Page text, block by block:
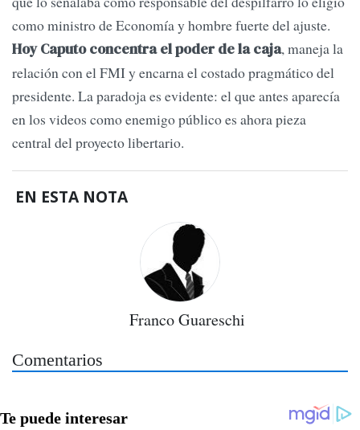
como ministro de Economía y hombre fuerte del ajuste.
Hoy Caputo concentra el poder de la caja, maneja la
relación con el FMI y encarna el costado pragmático del
presidente. La paradoja es evidente: el que antes aparecía
en los videos como enemigo público es ahora pieza
central del proyecto libertario.
EN ESTA NOTA
Franco Guareschi
Comentarios